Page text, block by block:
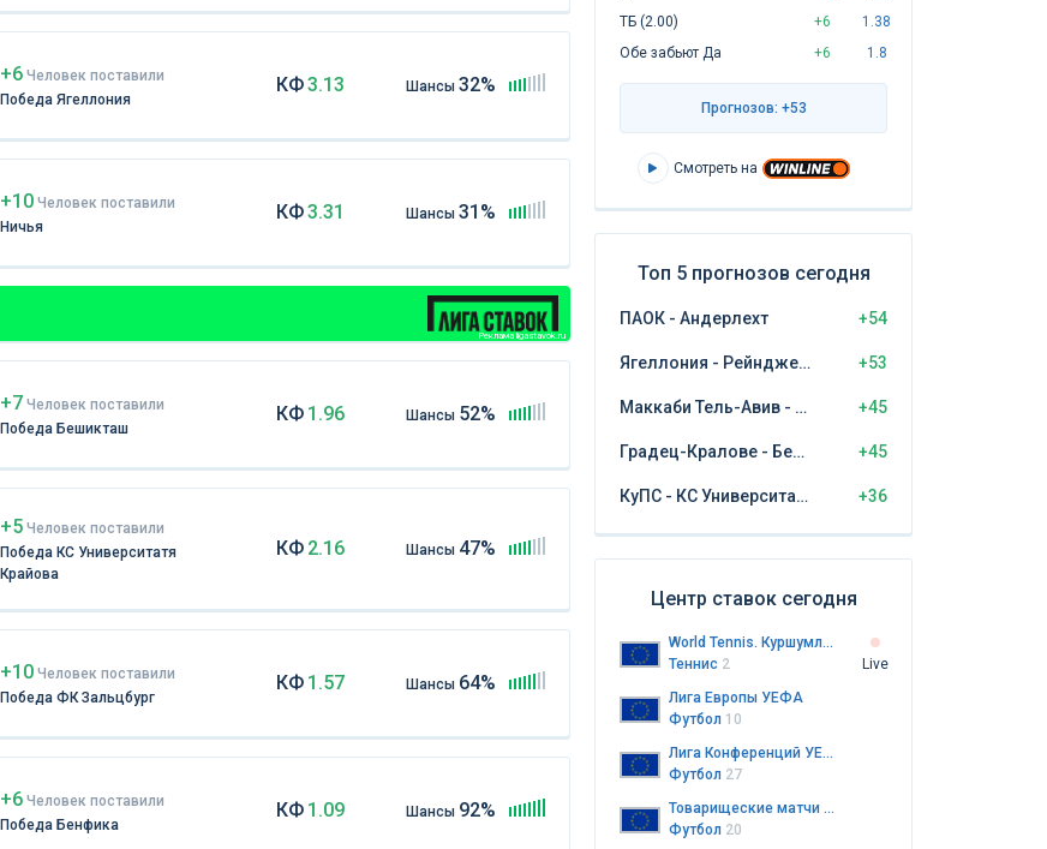
+6 Человек поставили
Победа Ягеллония
КФ3.13 Шансы 32%
+10 Человек поставили
Ничья
КФ3.31 Шансы 31%
Реклама ligastavok.ru
+7 Человек поставили
Победа Бешикташ
КФ 1.96 Шансы 52%
+5 Человек поставили
Победа КС Университатя
Крайова
КФ 2.16 Шансы 47%
+10 Человек поставили
Победа ФК Зальцбург
КФ 1.57 Шансы 64%
+6 Человек поставили
Победа Бенфика
КФ 1.09 Шансы 92%
ТБ (2.00)
+6
1.38
Обе забьют Да
+6 1.8
Прогнозов: +53
Смотреть на
Топ 5 прогнозов сегодня
ПАОК - Андерлехт +54
Ягеллония - Рейнджерс +53
Маккаби Тель-Авив - ЦСКА София +45
Градец-Кралове - Бешикташ +45
КуПС - КС Университатя Крайова +36
Центр ставок сегодня
World Tennis. Куршумлия-Баня. Женщины
Теннис 2
Live
Лига Европы УЕФА
Футбол 10
Лига Конференций УЕФА
Футбол 27
Товарищеские матчи клубов
Футбол 20